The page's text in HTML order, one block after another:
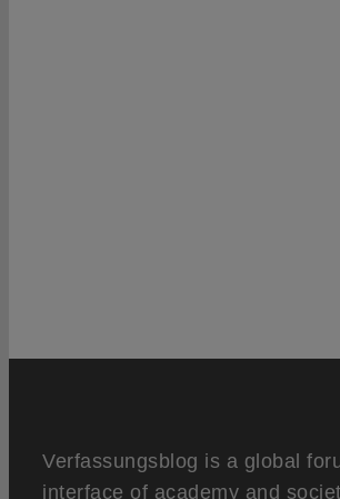
Verfassungsblog is a global
interface of academy and